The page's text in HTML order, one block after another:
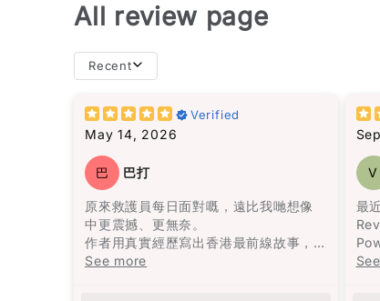
All review page
Recent
Verified
May 14, 2026
巴 巴打
原來救護員每日面對嘅，遠比我哋想像
中更震撼、更無奈。
作者用真實經歷寫出香港最前線故事，
有血有肉，睇完會更加明白生命同人
See more
for
I
the
V
最